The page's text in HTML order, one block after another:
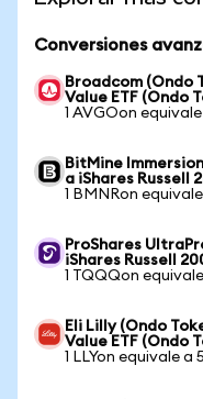
Conversiones
Broadcom (Ondo
Value ETF (Ondo
1 AVGOon
BitMine
a iShares Russell
1 BMNRon
ProShares
iShares Russell
1 TQQQon
Eli Lilly (Ondo
Value ETF (Ondo
1 LLYon equivale a